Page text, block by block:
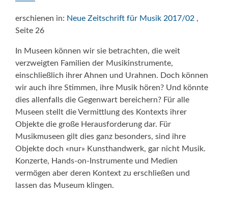
erschienen in: Neue Zeitschrift für Musik 2017/02 ,
Seite 26
In Museen können wir sie betrachten, die weit
verzweigten Familien der Musikinstrumente,
einschließlich ihrer Ahnen und Urahnen. Doch können
wir auch ihre Stimmen, ihre Musik hören? Und könnte
dies allenfalls die Gegenwart bereichern? Für alle
Museen stellt die Vermittlung des Kontexts ihrer
Objekte die große Herausforderung dar. Für
Musikmuseen gilt dies ganz besonders, sind ihre
Objekte doch «nur» Kunsthandwerk, gar nicht Musik.
Konzerte, Hands-on-Instrumente und Medien
vermögen aber deren Kontext zu erschließen und
lassen das Museum klingen.